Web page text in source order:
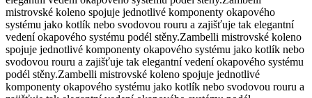
mistrovské koleno spojuje jednotlivé komponenty okapového
systému jako kotlík nebo svodovou rouru a zajišťuje tak elegantní
vedení okapového systému podél stěny.Zambelli mistrovské koleno
spojuje jednotlivé komponenty okapového systému jako kotlík nebo
svodovou rouru a zajišťuje tak elegantní vedení okapového systému
podél stěny.Zambelli mistrovské koleno spojuje jednotlivé
komponenty okapového systému jako kotlík nebo svodovou rouru a